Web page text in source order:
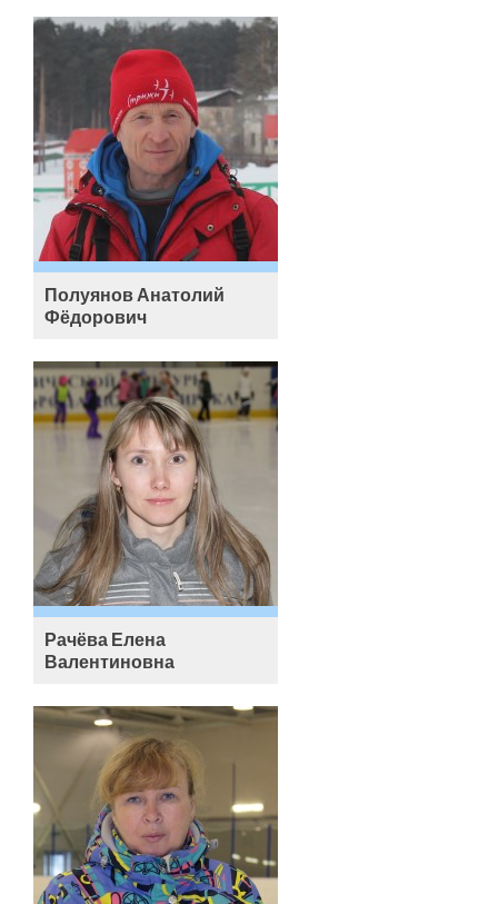
Полуянов Анатолий
Фёдорович
Рачёва Елена
Валентиновна